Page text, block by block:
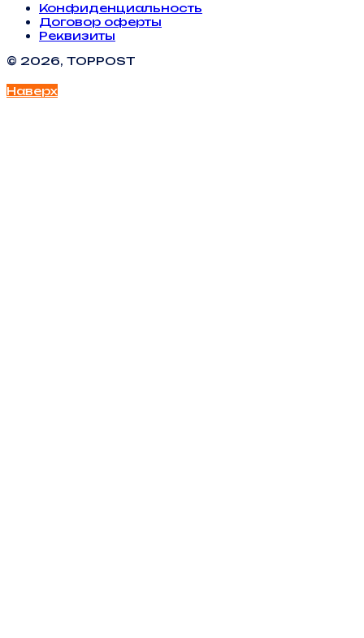
Конфиденциальность
Договор оферты
Реквизиты
© 2026, TOPPOST
Наверх